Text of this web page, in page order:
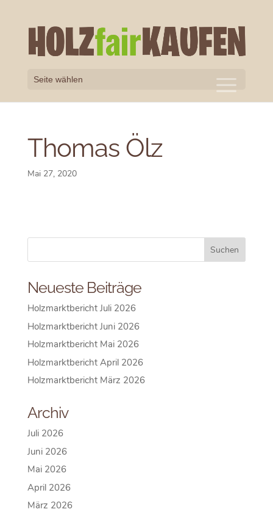
Seite wählen
Thomas Ölz
Mai 27, 2020
Neueste Beiträge
Holzmarktbericht Juli 2026
Holzmarktbericht Juni 2026
Holzmarktbericht Mai 2026
Holzmarktbericht April 2026
Holzmarktbericht März 2026
Archiv
Juli 2026
Juni 2026
Mai 2026
April 2026
März 2026